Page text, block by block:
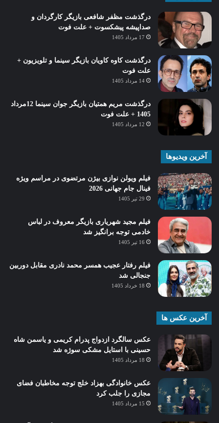
درگذشت مظفر شافعی بازیگر کارگردان و
صداپیشه پیشکسوت + علت فوت
17 مرداد 1405
درگذشت کاوه کاویان بازیگر سینما و تلویزیون +
علت فوت
14 مرداد 1405
درگذشت مریم همتیان بازیگر جوان سینما 12مرداد
1405 + علت فوت
12 مرداد 1405
آخرین ویدیوها
فیلم ویولن نوازی بیژن مرتضوی در مراسم ویژه
فینال جام جهانی 2026
29 تیر 1405
فیلم مجید شهریاری بازیگر معروف در لباس
خادمی توجه برانگیز شد
16 تیر 1405
فیلم رفتار عجیب همسر محمد نادری مقابل دوربین
جنجالی شد
18 خرداد 1405
آخرین عکس ها
عکس سالگرد ازدواج پدرام کریمی و یاسمن شاه‌
حسینی با استایل مشکی سوژه شد
18 مرداد 1405
عکس خانوادگی بهزاد خلج توجه مخاطبان فضای
مجازی را جلب کرد
15 مرداد 1405